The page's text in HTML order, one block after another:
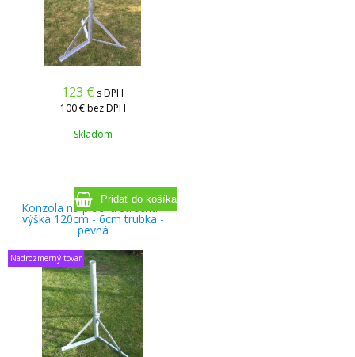
123 € s DPH
100 € bez DPH
Skladom
Konzola na plochú strechu -
výška 120cm - 6cm trubka -
pevná
Nadrozmerný tovar